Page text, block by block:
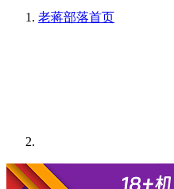
老蒋部落首页